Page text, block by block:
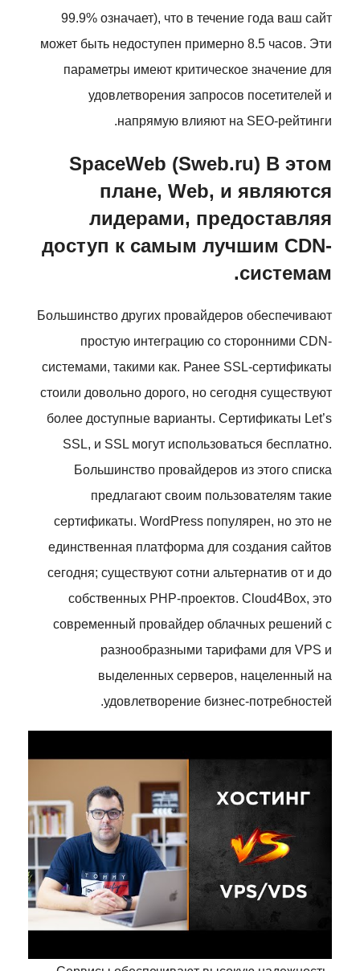
99.9% означает), что в течение года ваш сайт
может быть недоступен примерно 8.5 часов. Эти
параметры имеют критическое значение для
удовлетворения запросов посетителей и
напрямую влияют на SEO-рейтинги.
SpaceWeb (Sweb.ru) В этом
плане, Web, и являются
лидерами, предоставляя
доступ к самым лучшим CDN-
системам.
Большинство других провайдеров обеспечивают
простую интеграцию со сторонними CDN-
системами, такими как. Ранее SSL-сертификаты
стоили довольно дорого, но сегодня существуют
более доступные варианты. Сертификаты Let’s
SSL, и SSL могут использоваться бесплатно.
Большинство провайдеров из этого списка
предлагают своим пользователям такие
сертификаты. WordPress популярен, но это не
единственная платформа для создания сайтов
сегодня; существуют сотни альтернатив от и до
собственных PHP-проектов. Cloud4Box, это
современный провайдер облачных решений с
разнообразными тарифами для VPS и
выделенных серверов, нацеленный на
удовлетворение бизнес-потребностей.